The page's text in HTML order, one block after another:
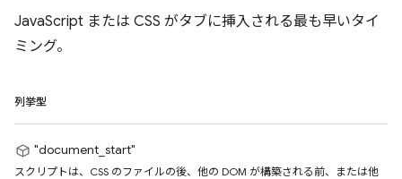
JavaScript または CSS がタブに挿入される最も早いタイ
ミング。
列挙型
"document_start"
スクリプトは、CSS のファイルの後、他の DOM が構築される前、または他